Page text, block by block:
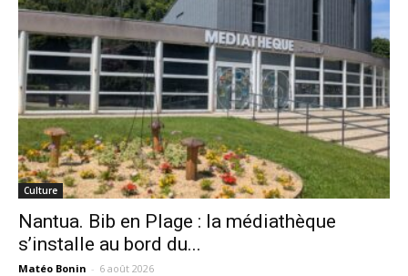
Culture
Nantua. Bib en Plage : la médiathèque
s’installe au bord du...
Matéo Bonin - 6 août 2026